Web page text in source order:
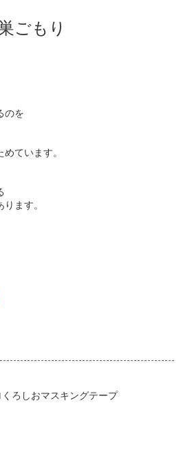
ごもり
のを
ています。
ます。
くろしおマスキングテープ